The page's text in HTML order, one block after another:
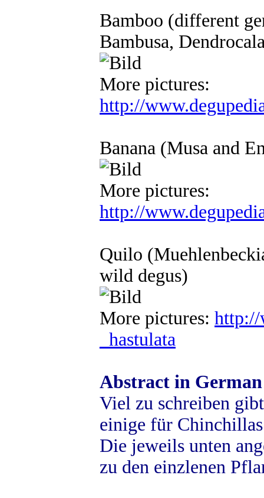
Bamboo (different
Bambusa,
More pictures:
http://
Banana (Musa and
More pictures:
http://
Quilo
wild degus)
More pictures: http://
_hastulata
Abstract in
Viel zu schreiben
einige für
Die jeweils unten
zu den einzlenen